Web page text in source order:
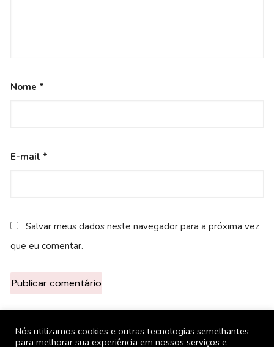
Nome *
E-mail *
Salvar meus dados neste navegador para a próxima vez
que eu comentar.
Nós utilizamos cookies e outras tecnologias semelhantes
para melhorar sua experiência em nossos serviços e